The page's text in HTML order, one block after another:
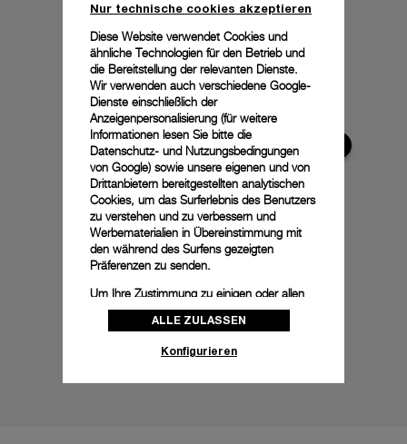
Nur technische cookies akzeptieren
Diese Website verwendet Cookies und
ähnliche Technologien für den Betrieb und
die Bereitstellung der relevanten Dienste.
Wir verwenden auch verschiedene Google-
Dienste einschließlich der
Anzeigenpersonalisierung (für weitere
Informationen lesen Sie bitte die
Datenschutz- und Nutzungsbedingungen
von Google) sowie unsere eigenen und von
Drittanbietern bereitgestellten analytischen
Cookies, um das Surferlebnis des Benutzers
zu verstehen und zu verbessern und
Werbematerialien in Übereinstimmung mit
den während des Surfens gezeigten
Präferenzen zu senden.
Um Ihre Zustimmung zu einigen oder allen
Cookies zu ändern oder zu widerrufen,
klicken Sie auf „Konfigurieren“, oder lesen
Klicken Sie auf „Alle zulassen“, um Ihr
ALLE ZULASSEN
Konfigurieren